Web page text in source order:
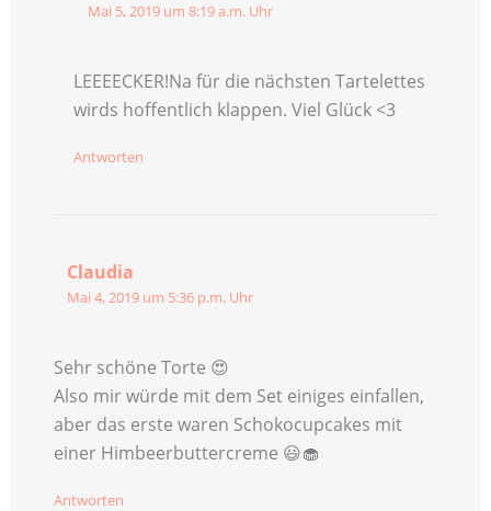
Mai 5, 2019 um 8:19 a.m. Uhr
LEEEECKER!Na für die nächsten Tartelettes
wirds hoffentlich klappen. Viel Glück <3
Antworten
Claudia
Mai 4, 2019 um 5:36 p.m. Uhr
Sehr schöne Torte 😍
Also mir würde mit dem Set einiges einfallen,
aber das erste waren Schokocupcakes mit
einer Himbeerbuttercreme 😃🧁
Antworten